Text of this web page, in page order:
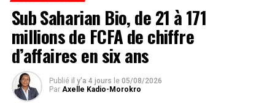
Sub Saharian Bio, de 21 à 171
millions de FCFA de chiffre
d’affaires en six ans
Publié il y'a 4 jours le 05/08/2026
Par Axelle Kadio-Morokro